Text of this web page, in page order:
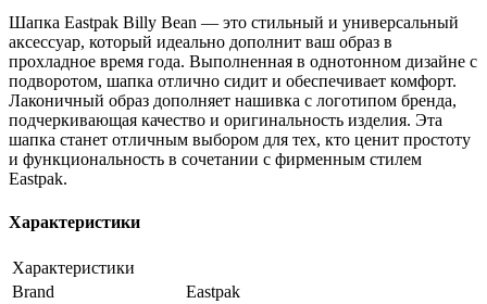
Шапка Eastpak Billy Bean — это стильный и универсальный
аксессуар, который идеально дополнит ваш образ в
прохладное время года. Выполненная в однотонном дизайне с
подворотом, шапка отлично сидит и обеспечивает комфорт.
Лаконичный образ дополняет нашивка с логотипом бренда,
подчеркивающая качество и оригинальность изделия. Эта
шапка станет отличным выбором для тех, кто ценит простоту
и функциональность в сочетании с фирменным стилем
Eastpak.
Характеристики
Характеристики
Brand
Eastpak